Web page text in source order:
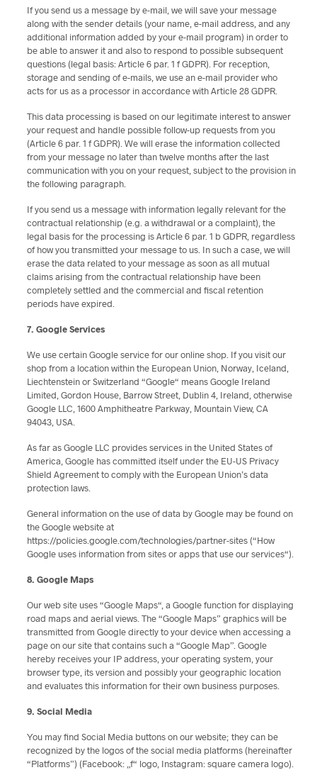
If you send us a message by e-mail, we will save your message
along with the sender details (your name, e-mail address, and any
additional information added by your e-mail program) in order to
be able to answer it and also to respond to possible subsequent
questions (legal basis: Article 6 par. 1 f GDPR). For reception,
storage and sending of e-mails, we use an e-mail provider who
acts for us as a processor in accordance with Article 28 GDPR.
This data processing is based on our legitimate interest to answer
your request and handle possible follow-up requests from you
(Article 6 par. 1 f GDPR). We will erase the information collected
from your message no later than twelve months after the last
communication with you on your request, subject to the provision in
the following paragraph.
If you send us a message with information legally relevant for the
contractual relationship (e.g. a withdrawal or a complaint), the
legal basis for the processing is Article 6 par. 1 b GDPR, regardless
of how you transmitted your message to us. In such a case, we will
erase the data related to your message as soon as all mutual
claims arising from the contractual relationship have been
completely settled and the commercial and fiscal retention
periods have expired.
7. Google Services
We use certain Google service for our online shop. If you visit our
shop from a location within the European Union, Norway, Iceland,
Liechtenstein or Switzerland “Google“ means Google Ireland
Limited, Gordon House, Barrow Street, Dublin 4, Ireland, otherwise
Google LLC, 1600 Amphitheatre Parkway, Mountain View, CA
94043, USA.
As far as Google LLC provides services in the United States of
America, Google has committed itself under the EU-US Privacy
Shield Agreement to comply with the European Union’s data
protection laws.
General information on the use of data by Google may be found on
the Google website at
https://policies.google.com/technologies/partner-sites (“How
Google uses information from sites or apps that use our services“).
8. Google Maps
Our web site uses “Google Maps“, a Google function for displaying
road maps and aerial views. The “Google Maps” graphics will be
transmitted from Google directly to your device when accessing a
page on our site that contains such a “Google Map”. Google
hereby receives your IP address, your operating system, your
browser type, its version and possibly your geographic location
and evaluates this information for their own business purposes.
9. Social Media
You may find Social Media buttons on our website; they can be
recognized by the logos of the social media platforms (hereinafter
“Platforms”) (Facebook: „f“ logo, Instagram: square camera logo).